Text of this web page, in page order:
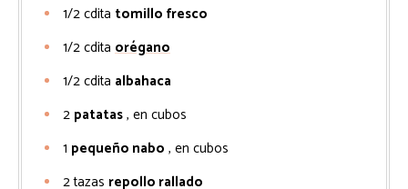
1/2cdita tomillo fresco
1/2cdita orégano
1/2cdita albahaca
2 patatas, en cubos
1 pequeño nabo , en cubos
2tazas repollo rallado